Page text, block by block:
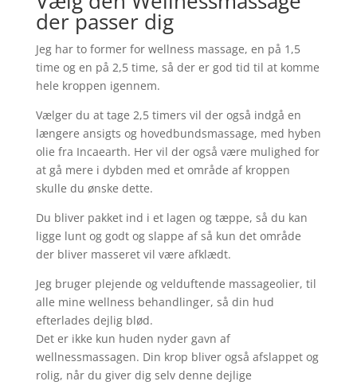
der passer dig
Jeg har to former for wellness massage, en på 1,5
time og en på 2,5 time, så der er god tid til at komme
hele kroppen igennem.
Vælger du at tage 2,5 timers vil der også indgå en
længere ansigts og hovedbundsmassage, med hyben
olie fra Incaearth. Her vil der også være mulighed for
at gå mere i dybden med et område af kroppen
skulle du ønske dette.
Du bliver pakket ind i et lagen og tæppe, så du kan
ligge lunt og godt og slappe af så kun det område
der bliver masseret vil være afklædt.
Jeg bruger plejende og velduftende massageolier, til
alle mine wellness behandlinger, så din hud
efterlades dejlig blød.
Det er ikke kun huden nyder gavn af
wellnessmassagen. Din krop bliver også afslappet og
rolig, når du giver dig selv denne dejlige